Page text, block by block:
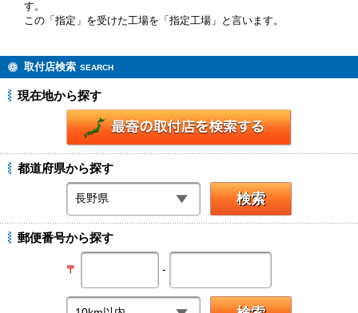
す。
この「指定」を受けた工場を「指定工場」と言います。
取付店検索 SEARCH
現在地から探す
都道府県から探す
郵便番号から探す
〒 -